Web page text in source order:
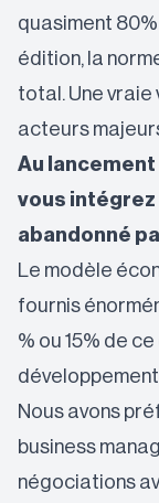
quasiment
édition, la
total. Une
acteurs
Au lancement
vous intégrez
abandonné
Le modèle
fournis
% ou 15% de
Nous avons
business
négociations